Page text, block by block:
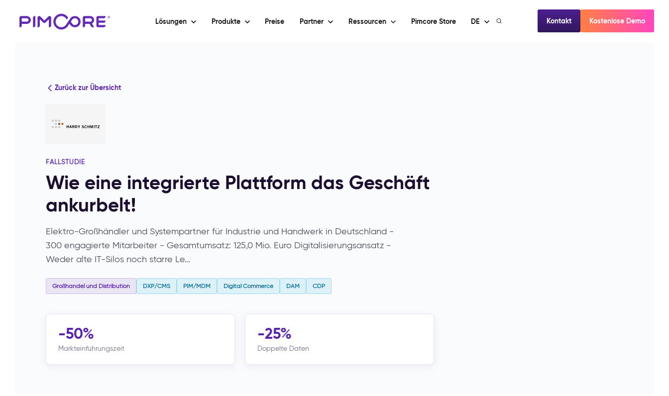
Lösungen Produkte Preise Partner Ressourcen Pimcore Store DE Kontakt Kostenlose Demo
Zurück zur Übersicht
FALLSTUDIE
Wie eine integrierte Plattform das Geschäft
ankurbelt!
Elektro-Großhändler und Systempartner für Industrie und Handwerk in Deutschland -
300 engagierte Mitarbeiter - Gesamtumsatz: 125,0 Mio. Euro Digitalisierungsansatz -
Weder alte IT-Silos noch starre Le…
Großhandel und Distribution DXP/CMS PIM/MDM Digital Commerce DAM CDP
-50%
Markteinführungszeit
-25%
Doppelte Daten